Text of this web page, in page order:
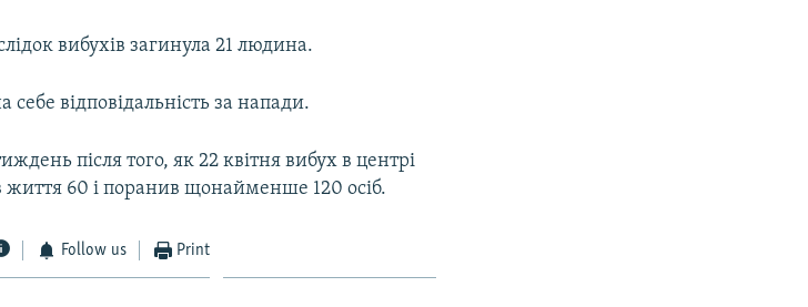
вибухів загинула 21 людина.
відповідальність за напади.
після того, як 22 квітня вибух в центрі
життя 60 і поранив щонайменше 120 осіб.
Follow us Print